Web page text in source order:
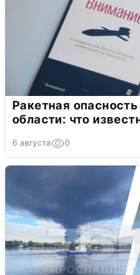
Ракетная
области: что
6 августа 0